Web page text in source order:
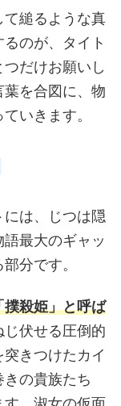
て縋るような真
のが、タイト
だけお願いし
を合図に、物
いきます。
は、じつは隠
最大のギャッ
分です。
撲殺姫」と呼ば
伏せる圧倒的
きつけたカイ
の貴族たち